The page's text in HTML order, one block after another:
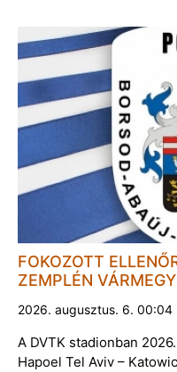
FOKOZOTT
ZEMPLÉN
2026. augusztus. 6. 00:04
A DVTK stadionban
Hapoel Tel Aviv –